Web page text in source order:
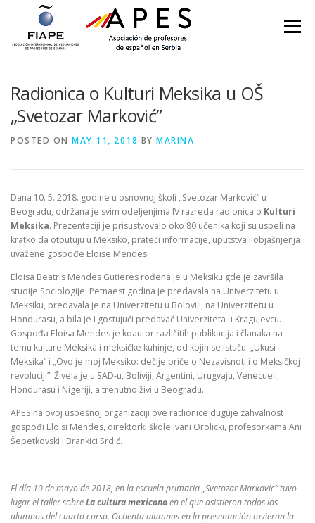
Skip to content
Menu
Radionica o Kulturi Meksika u OŠ
„Svetozar Marković”
POSTED ON MAY 11, 2018 BY MARINA
Dana 10. 5. 2018. godine u osnovnoj školi „Svetozar Marković” u
Beogradu, održana je svim odeljenjima IV razreda radionica o Kulturi
Meksika. Prezentaciji je prisustvovalo oko 80 učenika koji su uspeli na
kratko da otputuju u Meksiko, prateći informacije, uputstva i objašnjenja
uvažene gospođe Eloise Mendes.
Eloisa Beatris Mendes Gutieres rođena je u Meksiku gde je završila
studije Sociologije. Petnaest godina je predavala na Univerzitetu u
Meksiku, predavala je na Univerzitetu u Boloviji, na Univerzitetu u
Hondurasu, a bila je i gostujući predavač Univerziteta u Kragujevcu.
Gospođa Eloisa Mendes je koautor različitih publikacija i članaka na
temu kulture Meksika i meksičke kuhinje, od kojih se istuču: „Ukusi
Meksika” i „Ovo je moj Meksiko: dečije priče o Nezavisnoti i o Meksičkoj
revoluciji”. Živela je u SAD-u, Boliviji, Argentini, Urugvaju, Venecueli,
Hondurasu i Nigeriji, a trenutno živi u Beogradu.
APES na ovoj uspešnoj organizaciji ove radionice duguje zahvalnost
gospođi Eloisi Mendes, direktorki škole Ivani Orolicki, profesorkama Ani
Šepetkovski i Brankici Srdić.
El día 10 de mayo de 2018, en la escuela primaria „Svetozar Markovic” tuvo
lugar el taller sobreLa cultura mexicanaen el que asistieron todos los
alumnos del cuarto curso. Ochenta alumnos en la presentación tuvieron la